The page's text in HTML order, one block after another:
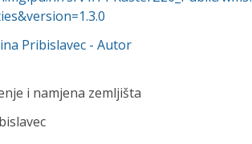
Pribislavec - Autor
i namjena zemljišta